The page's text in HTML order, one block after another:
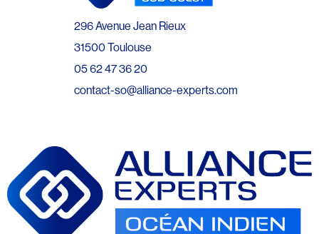
296 Avenue Jean Rieux
31500 Toulouse
05 62 47 36 20
contact-so@alliance-experts.com